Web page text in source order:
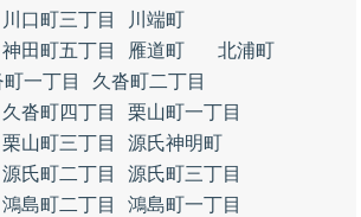
川口町三丁目
川端町
神田町五丁目 雁道町
北浦町
町一丁目
久沓町二丁目
久沓町四丁目
栗山町一丁目
栗山町三丁目
源氏神明町
源氏町二丁目
源氏町三丁目
鴻島町二丁目
鴻島町一丁目